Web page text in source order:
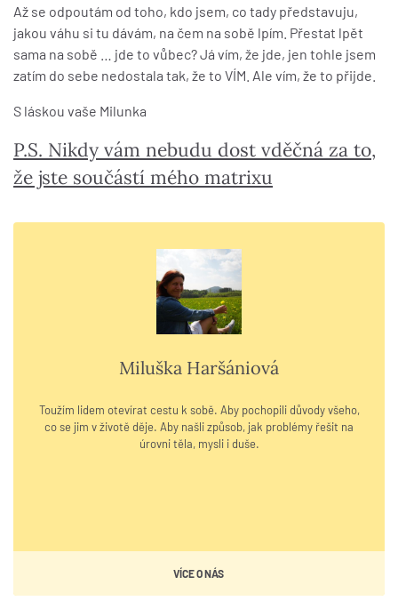
Až se odpoutám od toho, kdo jsem, co tady představuju,
jakou váhu si tu dávám, na čem na sobě lpím. Přestat lpět
sama na sobě … jde to vůbec? Já vím, že jde, jen tohle jsem
zatím do sebe nedostala tak, že to VÍM. Ale vím, že to přijde.
S láskou vaše Milunka
P.S. Nikdy vám nebudu dost vděčná za to,
že jste součástí mého matrixu
Miluška Haršániová
Toužím lidem otevírat cestu k sobě. Aby pochopili důvody všeho,
co se jim v životě děje. Aby našli způsob, jak problémy řešit na
úrovni těla, mysli i duše.
VÍCE O NÁS